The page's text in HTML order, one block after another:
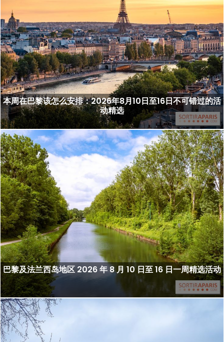
本周在巴黎该怎么安排：2026年8月10日至16日不可错过的活
动精选
巴黎及法兰西岛地区 2026 年 8 月 10 日至 16 日一周精选活动